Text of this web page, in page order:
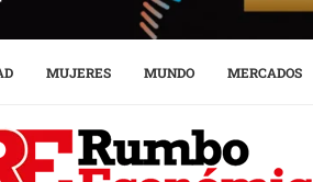
MUJERES MUNDO MERCADOS